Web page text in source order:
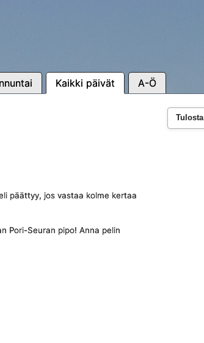
Kaikki päivät A-Ö
Tulosta
päättyy, jos vastaa kolme kertaa
Pori-Seuran pipo! Anna pelin